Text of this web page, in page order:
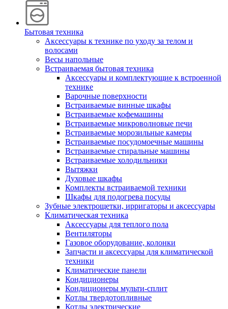
Бытовая техника
Аксессуары к технике по уходу за телом и
волосами
Весы напольные
Встраиваемая бытовая техника
Аксессуары и комплектующие к встроенной
технике
Варочные поверхности
Встраиваемые винные шкафы
Встраиваемые кофемашины
Встраиваемые микроволновые печи
Встраиваемые морозильные камеры
Встраиваемые посудомоечные машины
Встраиваемые стиральные машины
Встраиваемые холодильники
Вытяжки
Духовые шкафы
Комплекты встраиваемой техники
Шкафы для подогрева посуды
Зубные электрощетки, ирригаторы и аксессуары
Климатическая техника
Аксессуары для теплого пола
Вентиляторы
Газовое оборудование, колонки
Запчасти и аксессуары для климатической
техники
Климатические панели
Кондиционеры
Кондиционеры мульти-сплит
Котлы твердотопливные
Котлы электрические